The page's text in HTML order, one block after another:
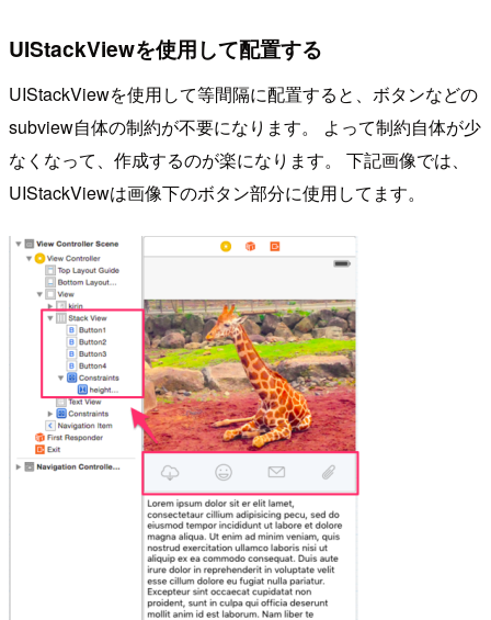
UIStackViewを使用して配置する
UIStackViewを使用して等間隔に配置すると、ボタンなどの
subview自体の制約が不要になります。 よって制約自体が少
なくなって、作成するのが楽になります。 下記画像では、
UIStackViewは画像下のボタン部分に使用してます。